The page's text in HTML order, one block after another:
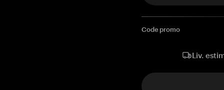
Code promo
Liv.